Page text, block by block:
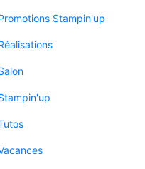
Stampin'up